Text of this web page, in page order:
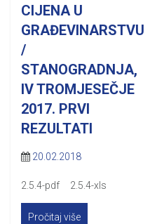
CIJENA U
GRAĐEVINARSTVU
/
STANOGRADNJA,
IV TROMJESEČJE
2017. PRVI
REZULTATI
20.02.2018
2.5.4-pdf 2.5.4-xls
Pročitaj više